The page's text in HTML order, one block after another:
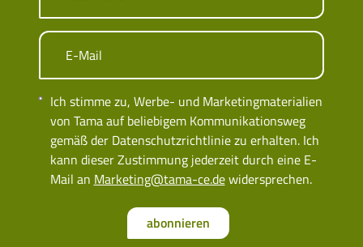
E-Mail
Ich stimme zu, Werbe- und Marketingmaterialien
von Tama auf beliebigem Kommunikationsweg
gemäß der Datenschutzrichtlinie zu erhalten. Ich
kann dieser Zustimmung jederzeit durch eine E-
Mail an Marketing@tama-ce.dewidersprechen.
abonnieren